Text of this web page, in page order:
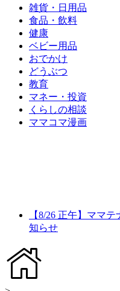
雑貨・日用品
食品・飲料
健康
ベビー用品
おでかけ
どうぶつ
教育
マネー・投資
くらしの相談
ママコマ漫画
【8/26 正午】ママ
知らせ